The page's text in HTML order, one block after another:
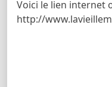
Voici le lien internet
http://